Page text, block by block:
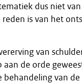
dus niet
is van het
van
aan de orde
behandeling van de